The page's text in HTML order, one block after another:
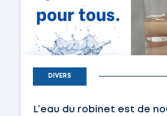
DIVERS
L’eau du robinet est de